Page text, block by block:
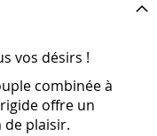
vos désirs !
combinée à
offre un
plaisir.